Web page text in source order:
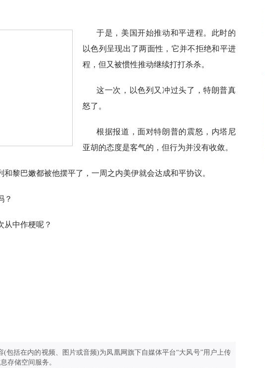
于是，美国开始推动和平进程。此时的
以色列呈现出了两面性，它并不拒绝和平进
程，但又被惯性推动继续打打杀杀。
这一次，以色列又冲过头了，特朗普真
怒了。
根据报道，面对特朗普的震怒，内塔尼
亚胡的态度是客气的，但行为并没有收敛。
黎巴嫩都被他摆平了，一周之内美伊就会达成和平协议。
？
从中作梗呢？
(包括在内的视频、图片或音频)为凤凰网旗下自媒体平台“大风号”用户上传
存储空间服务。